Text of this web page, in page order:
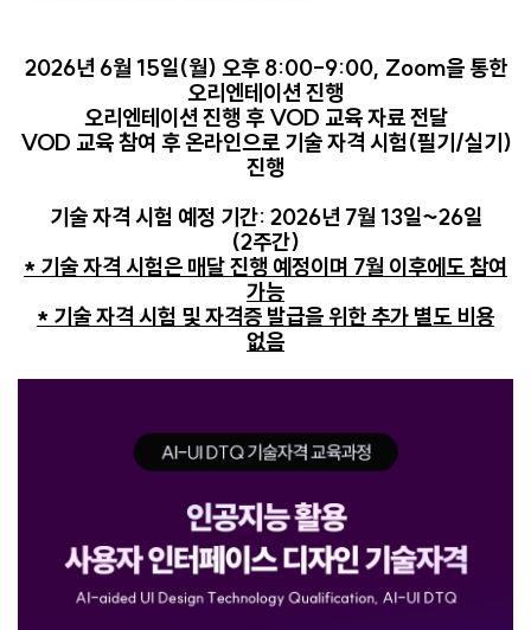
2026년 6월 15일(월) 오후 8:00-9:00, Zoom을 통한
오리엔테이션 진행
오리엔테이션 진행 후 VOD 교육 자료 전달
VOD 교육 참여 후 온라인으로 기술 자격 시험(필기/실기)
진행
기술 자격 시험 예정 기간: 2026년 7월 13일~26일
(2주간)
* 기술 자격 시험은 매달 진행 예정이며 7월 이후에도 참여
가능
* 기술 자격 시험 및 자격증 발급을 위한 추가 별도 비용
없음